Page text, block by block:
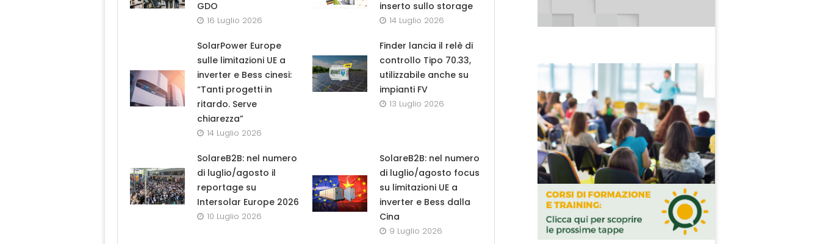
GDO
16 Luglio 2026
inserto sullo storage
14 Luglio 2026
SolarPower Europe
sulle limitazioni UE a
inverter e Bess cinesi:
“Tanti progetti in
ritardo. Serve
chiarezza”
14 Luglio 2026
Finder lancia il relè di
controllo Tipo 70.33,
utilizzabile anche su
impianti FV
13 Luglio 2026
SolareB2B: nel numero
di luglio/agosto il
reportage su
Intersolar Europe 2026
10 Luglio 2026
SolareB2B: nel numero
di luglio/agosto focus
su limitazioni UE a
inverter e Bess dalla
Cina
9 Luglio 2026